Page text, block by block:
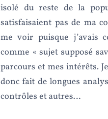
isolé du reste de la
satisfaisaient pas de ma
me voir puisque j’avais
comme « sujet supposé
parcours et mes intérêts.
donc fait de longues
contrôles et autres…